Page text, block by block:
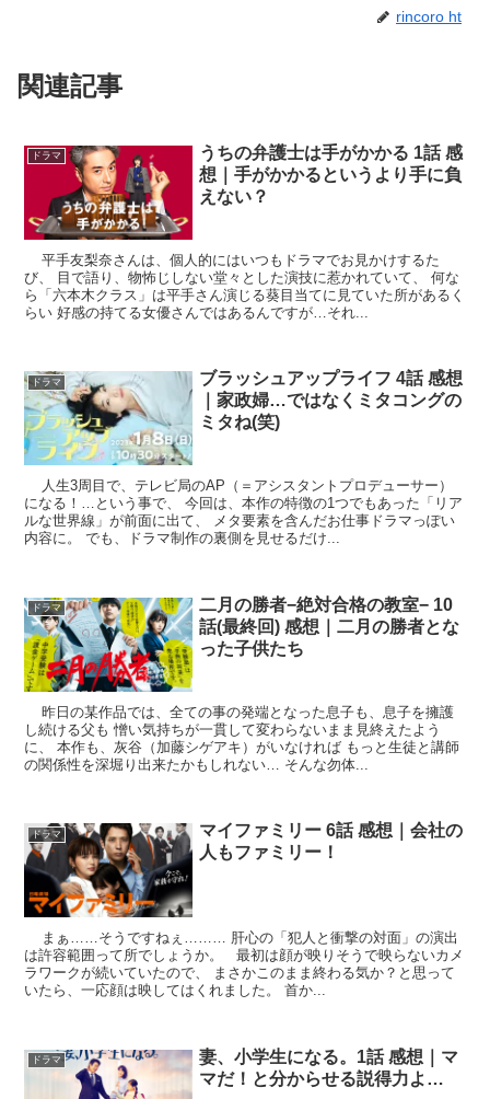
rincoro ht
関連記事
ドラマ
うちの弁護士は手がかかる 1話 感
想｜手がかかるというより手に負
えない？
平手友梨奈さんは、個人的にはいつもドラマでお見かけするた
び、 目で語り、物怖じしない堂々とした演技に惹かれていて、 何な
ら「六本木クラス」は平手さん演じる葵目当てに見ていた所があるく
らい 好感の持てる女優さんではあるんですが…それ...
ドラマ
ブラッシュアップライフ 4話 感想
｜家政婦…ではなくミタコングの
ミタね(笑)
人生3周目で、テレビ局のAP（＝アシスタントプロデューサー）
になる！…という事で、 今回は、本作の特徴の1つでもあった「リア
ルな世界線」が前面に出て、 メタ要素を含んだお仕事ドラマっぽい
内容に。 でも、ドラマ制作の裏側を見せるだけ...
ドラマ
二月の勝者−絶対合格の教室− 10
話(最終回) 感想｜二月の勝者とな
った子供たち
昨日の某作品では、全ての事の発端となった息子も、息子を擁護
し続ける父も 憎い気持ちが一貫して変わらないまま見終えたよう
に、 本作も、灰谷（加藤シゲアキ）がいなければ もっと生徒と講師
の関係性を深堀り出来たかもしれない… そんな勿体...
ドラマ
マイファミリー 6話 感想｜会社の
人もファミリー！
まぁ……そうですねぇ……… 肝心の「犯人と衝撃の対面」の演出
は許容範囲って所でしょうか。 最初は顔が映りそうで映らないカメ
ラワークが続いていたので、 まさかこのまま終わる気か？と思って
いたら、一応顔は映してはくれました。 首か...
ドラマ
妻、小学生になる。1話 感想｜マ
マだ！と分からせる説得力よ…